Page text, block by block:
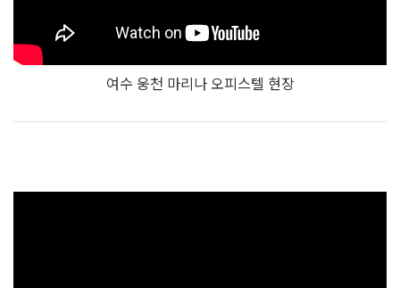
여수 웅천 마리나 오피스텔 현장